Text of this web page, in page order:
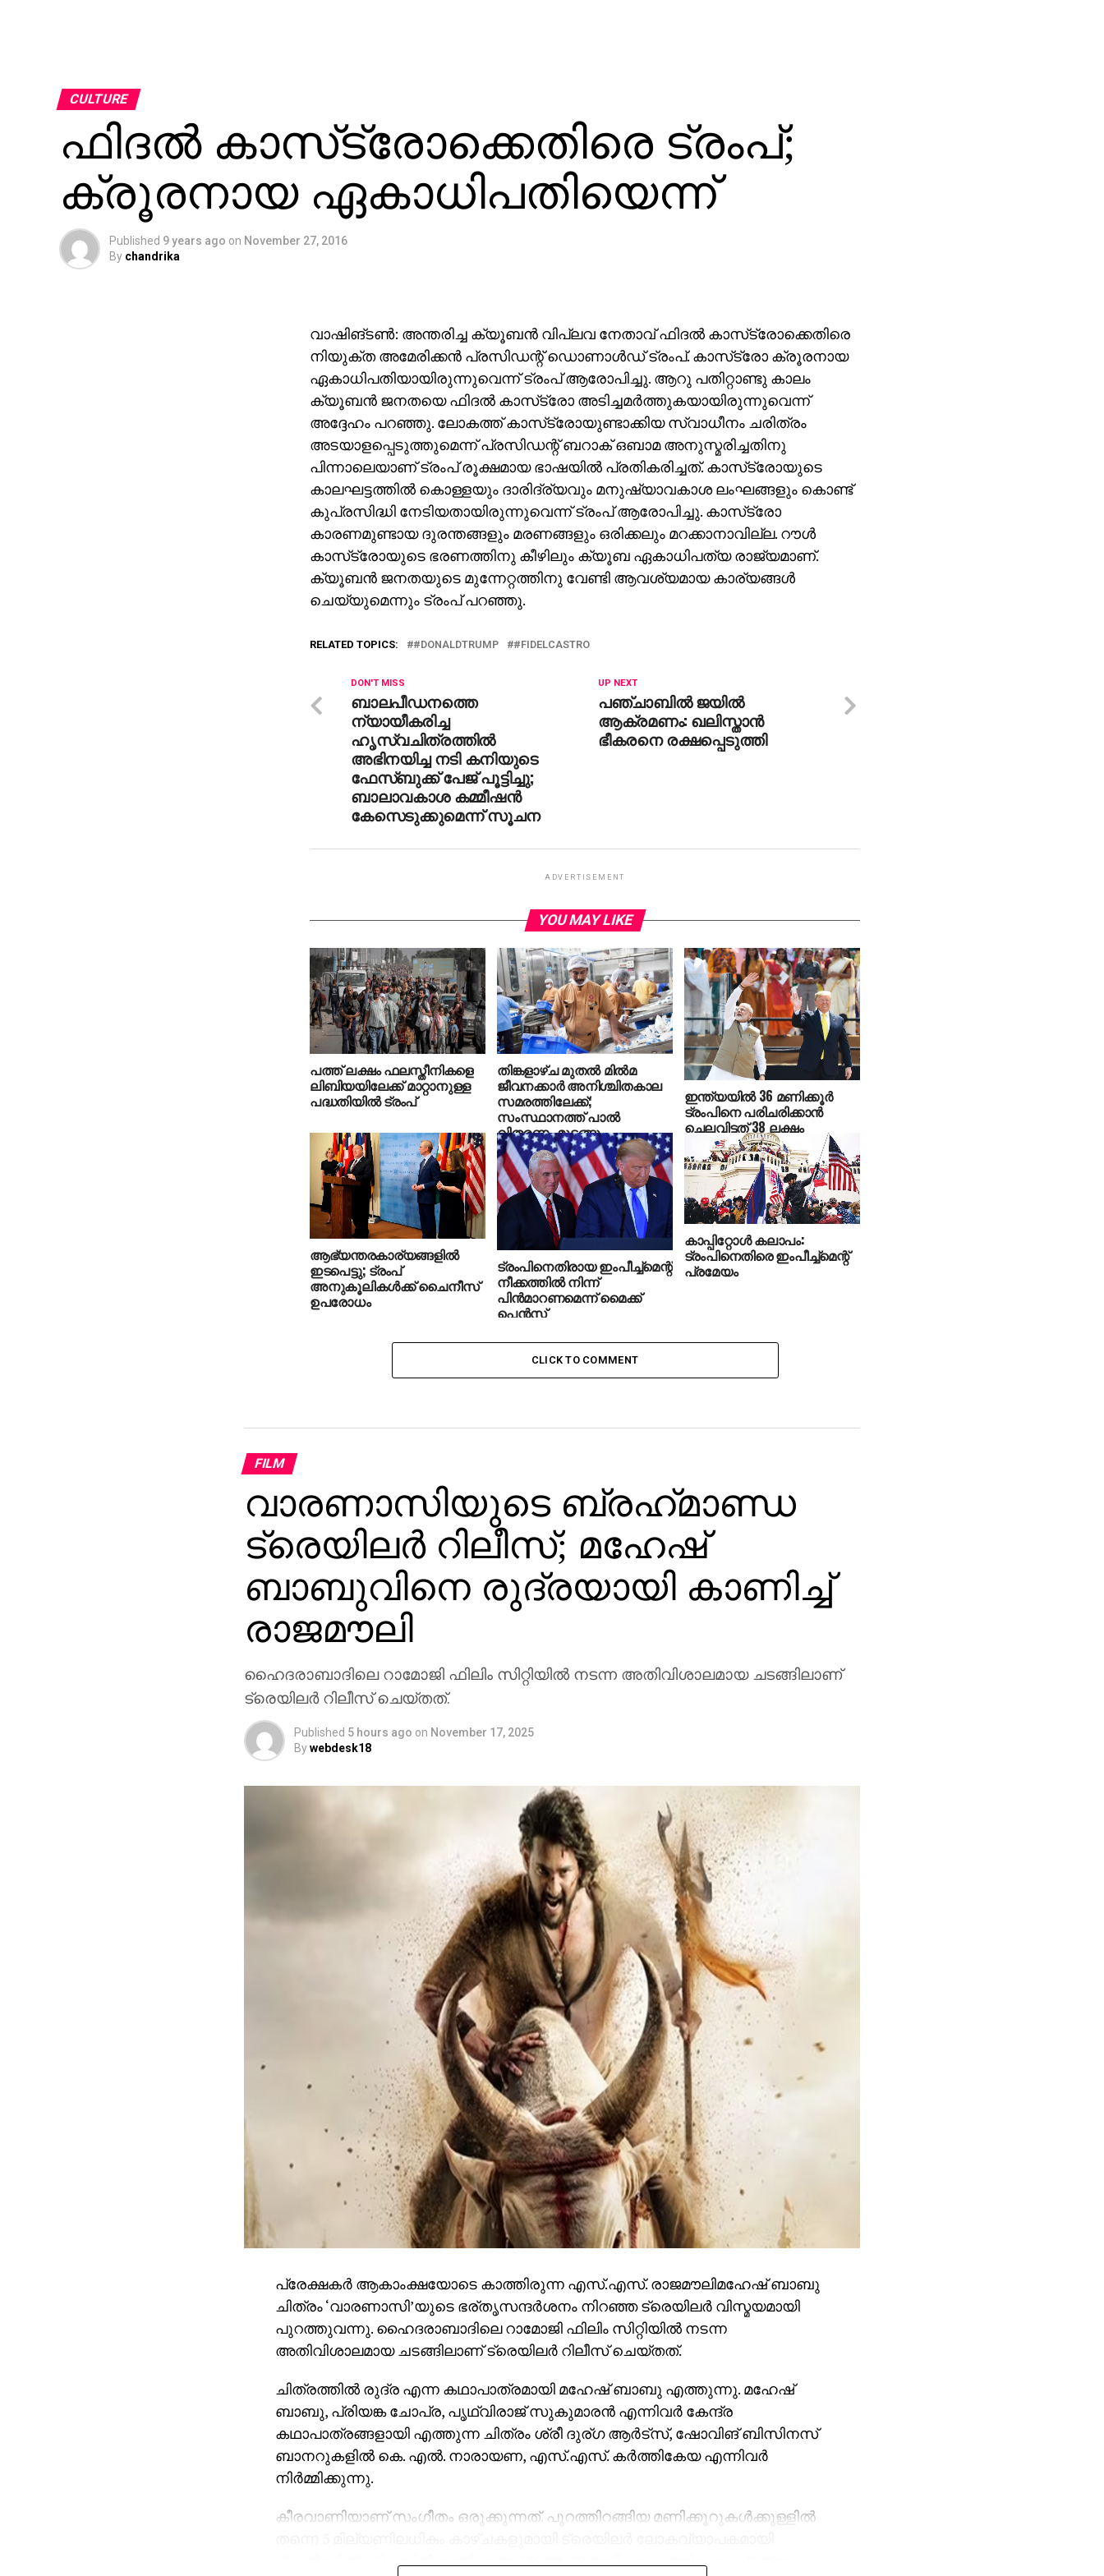
CULTURE
ഫിദല്‍ കാസ്‌ട്രോക്കെതിരെ ട്രംപ്;
ക്രൂരനായ ഏകാധിപതിയെന്ന്
Published 9 years ago on November 27, 2016
By chandrika
വാഷിങ്ടണ്‍: അന്തരിച്ച ക്യൂബന്‍ വിപ്ലവ നേതാവ് ഫിദല്‍ കാസ്‌ട്രോക്കെതിരെ
നിയുക്ത അമേരിക്കന്‍ പ്രസിഡന്റ് ഡൊണാള്‍ഡ് ട്രംപ്. കാസ്‌ട്രോ ക്രൂരനായ
ഏകാധിപതിയായിരുന്നുവെന്ന് ട്രംപ് ആരോപിച്ചു. ആറു പതിറ്റാണ്ടു കാലം
ക്യൂബന്‍ ജനതയെ ഫിദല്‍ കാസ്‌ട്രോ അടിച്ചമര്‍ത്തുകയായിരുന്നുവെന്ന്
അദ്ദേഹം പറഞ്ഞു. ലോകത്ത് കാസ്‌ട്രോയുണ്ടാക്കിയ സ്വാധീനം ചരിത്രം
അടയാളപ്പെടുത്തുമെന്ന് പ്രസിഡന്റ് ബറാക് ഒബാമ അനുസ്മരിച്ചതിനു
പിന്നാലെയാണ് ട്രംപ് രൂക്ഷമായ ഭാഷയില്‍ പ്രതികരിച്ചത്. കാസ്‌ട്രോയുടെ
കാലഘട്ടത്തില്‍ കൊള്ളയും ദാരിദ്ര്യവും മനുഷ്യാവകാശ ലംഘങ്ങളും കൊണ്ട്
കുപ്രസിദ്ധി നേടിയതായിരുന്നുവെന്ന് ട്രംപ് ആരോപിച്ചു. കാസ്‌ട്രോ
കാരണമുണ്ടായ ദുരന്തങ്ങളും മരണങ്ങളും ഒരിക്കലും മറക്കാനാവില്ല. റൗള്‍
കാസ്‌ട്രോയുടെ ഭരണത്തിനു കീഴിലും ക്യൂബ ഏകാധിപത്യ രാജ്യമാണ്.
ക്യൂബന്‍ ജനതയുടെ മുന്നേറ്റത്തിനു വേണ്ടി ആവശ്യമായ കാര്യങ്ങള്‍
ചെയ്യുമെന്നും ട്രംപ് പറഞ്ഞു.
RELATED TOPICS: #DONALDTRUMP #FIDELCASTRO
UP NEXT
പഞ്ചാബില്‍ ജയില്‍
ആക്രമണം: ഖലിസ്താന്‍
ഭീകരനെ രക്ഷപ്പെടുത്തി
DON'T MISS
ബാലപീഡനത്തെ
ന്യായീകരിച്ച
ഹൃസ്വചിത്രത്തില്‍
അഭിനയിച്ച നടി കനിയുടെ
ഫേസ്ബുക്ക് പേജ് പൂട്ടിച്ചു;
ബാലാവകാശ കമ്മീഷന്‍
കേസെടുക്കുമെന്ന് സൂചന
ADVERTISEMENT
YOU MAY LIKE
പത്ത് ലക്ഷം ഫലസ്തീനികളെ
ലിബിയയിലേക്ക് മാറ്റാനുള്ള
പദ്ധതിയില്‍ ട്രംപ്
തിങ്കളാഴ്ച മുതൽ മില്‍മ
ജീവനക്കാര്‍ അനിശ്ചിതകാല
സമരത്തിലേക്ക്;
സംസ്ഥാനത്ത് പാൽ
വിതരണം മുടങ്ങും
ഇന്ത്യയില്‍ 36 മണിക്കൂര്‍
ട്രംപിനെ പരിചരിക്കാന്‍
ചെലവിട്ടത് 38 ലക്ഷം
ആഭ്യന്തരകാര്യങ്ങളില്‍
ഇടപെട്ടു; ട്രംപ്
അനുകൂലികള്‍ക്ക് ചൈനീസ്
ഉപരോധം
ട്രംപിനെതിരായ ഇംപീച്ച്‌മെന്റ്
നീക്കത്തില്‍ നിന്ന്
പിന്‍മാറണമെന്ന് മൈക്ക്
പെന്‍സ്
കാപ്പിറ്റോള്‍ കലാപം:
ട്രംപിനെതിരെ ഇംപീച്ച്‌മെന്റ്
പ്രമേയം
CLICK TO COMMENT
FILM
വാരണാസിയുടെ ബ്രഹ്‌മാണ്ഡ
ട്രെയിലര്‍ റിലീസ്; മഹേഷ്
ബാബുവിനെ രുദ്രയായി കാണിച്ച്
രാജമൗലി
ഹൈദരാബാദിലെ റാമോജി ഫിലിം സിറ്റിയില്‍ നടന്ന അതിവിശാലമായ ചടങ്ങിലാണ്
ട്രെയിലര്‍ റിലീസ് ചെയ്തത്.
Published 5 hours ago on November 17, 2025
Bywebdesk18
പ്രേക്ഷകര്‍ ആകാംക്ഷയോടെ കാത്തിരുന്ന എസ്.എസ്. രാജമൗലിമഹേഷ് ബാബു
ചിത്രം ‘വാരണാസി’യുടെ ഭര്തൃസന്ദര്‍ശനം നിറഞ്ഞ ട്രെയിലര്‍ വിസ്മയമായി
പുറത്തുവന്നു. ഹൈദരാബാദിലെ റാമോജി ഫിലിം സിറ്റിയില്‍ നടന്ന
അതിവിശാലമായ ചടങ്ങിലാണ് ട്രെയിലര്‍ റിലീസ് ചെയ്തത്.
ചിത്രത്തില്‍ രുദ്ര എന്ന കഥാപാത്രമായി മഹേഷ് ബാബു എത്തുന്നു. മഹേഷ്
ബാബു, പ്രിയങ്ക ചോപ്ര, പൃഥ്വിരാജ് സുകുമാരന്‍ എന്നിവര്‍ കേന്ദ്ര
കഥാപാത്രങ്ങളായി എത്തുന്ന ചിത്രം ശ്രീ ദുര്ഗ ആര്‍ട്‌സ്, ഷോവിങ് ബിസിനസ്
ബാനറുകളില്‍ കെ. എല്‍. നാരായണ, എസ്.എസ്. കര്‍ത്തികേയ എന്നിവര്‍
നിര്‍മ്മിക്കുന്നു.
കീരവാണിയാണ് സംഗീതം ഒരുക്കുന്നത്. പുറത്തിറങ്ങിയ മണിക്കൂറുകള്‍ക്കുള്ളില്‍